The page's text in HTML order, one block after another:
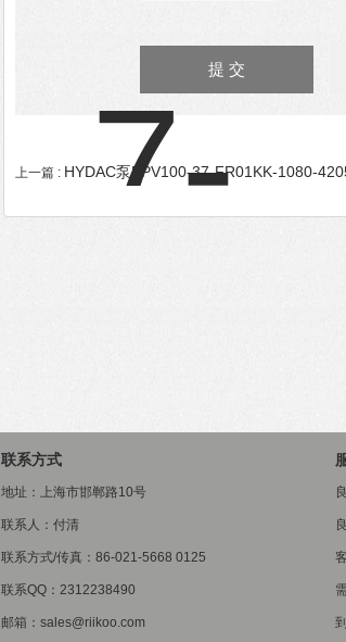
上一篇 : HYDAC泵PPV100-37-FR01KK-1080-
联系方式
地址：上海市邯郸路10号
联系人：付清
联系方式/传真：86-021-5668 0125
联系QQ：2312238490
邮箱：sales@riikoo.com